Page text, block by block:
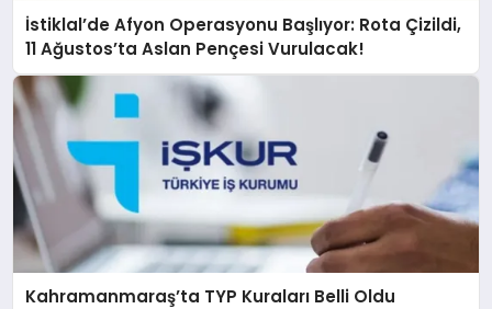
İstiklal’de Afyon Operasyonu Başlıyor: Rota Çizildi,
11 Ağustos’ta Aslan Pençesi Vurulacak!
Kahramanmaraş’ta TYP Kuraları Belli Oldu